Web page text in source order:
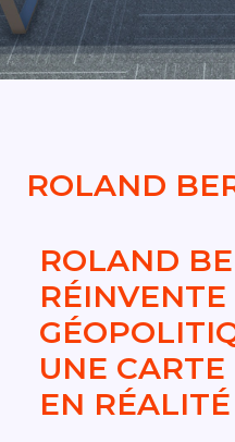
DEMANDER UN
ROLAND
ROLAND
UNE
EN